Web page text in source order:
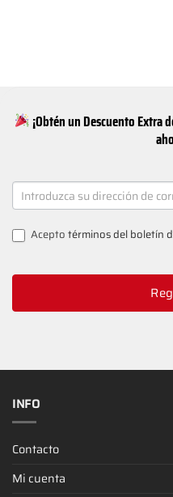
¡Obtén un Descuento Extra
NEWSLETTER
SIGNUP
Aceptotérminos del boletín
INFO
Contacto
Mi cuenta